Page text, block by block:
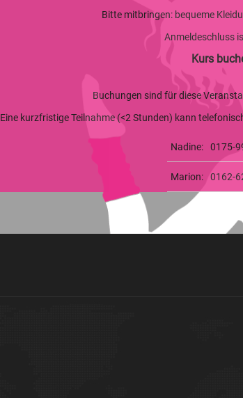
Bitte mitbringen: bequeme
Anmeldeschluss
Kurs
Buchungen sind für diese
Eine kurzfristige Teilnahme (<2 Stunden) kann
Nadine: 0175-
Marion: 0162-